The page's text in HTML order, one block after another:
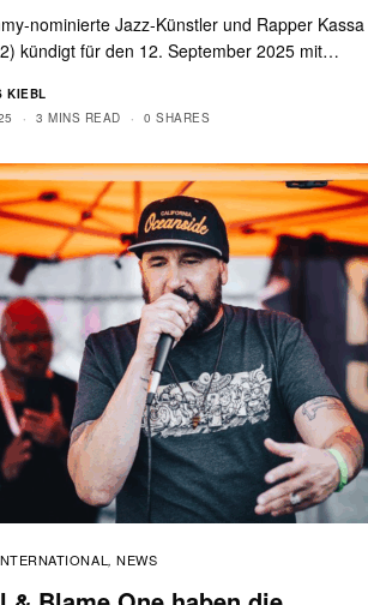
nominierte Jazz-Künstler und Rapper Kassa
kündigt für den 12. September 2025 mit…
KIEBL
3 MINS READ 0 SHARES
,NEWS